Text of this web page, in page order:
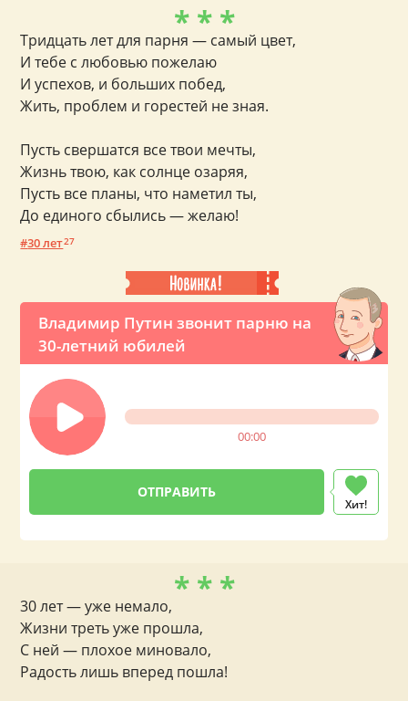
Владимир Путин звонит парню на
30-летний юбилей
00:00
Хит!
* * *
Тридцать лет для парня — самый цвет,
И тебе с любовью пожелаю
И успехов, и больших побед,
Жить, проблем и горестей не зная.
Пусть свершатся все твои мечты,
Жизнь твою, как солнце озаряя,
Пусть все планы, что наметил ты,
До единого сбылись — желаю!
30 лет27
* * *
30 лет — уже немало,
Жизни треть уже прошла,
С ней — плохое миновало,
Радость лишь вперед пошла!